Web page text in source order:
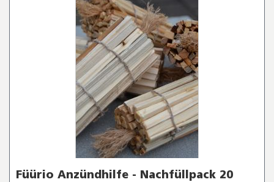
Füürio Anzündhilfe - Nachfüllpack 20